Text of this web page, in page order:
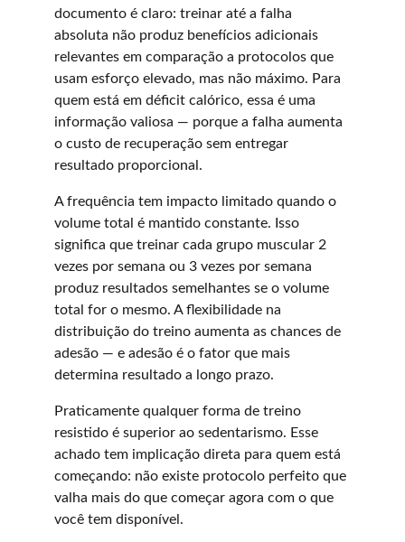
documento é claro: treinar até a falha
absoluta não produz benefícios adicionais
relevantes em comparação a protocolos que
usam esforço elevado, mas não máximo. Para
quem está em déficit calórico, essa é uma
informação valiosa — porque a falha aumenta
o custo de recuperação sem entregar
resultado proporcional.
A frequência tem impacto limitado quando o
volume total é mantido constante. Isso
significa que treinar cada grupo muscular 2
vezes por semana ou 3 vezes por semana
produz resultados semelhantes se o volume
total for o mesmo. A flexibilidade na
distribuição do treino aumenta as chances de
adesão — e adesão é o fator que mais
determina resultado a longo prazo.
Praticamente qualquer forma de treino
resistido é superior ao sedentarismo. Esse
achado tem implicação direta para quem está
começando: não existe protocolo perfeito que
valha mais do que começar agora com o que
você tem disponível.